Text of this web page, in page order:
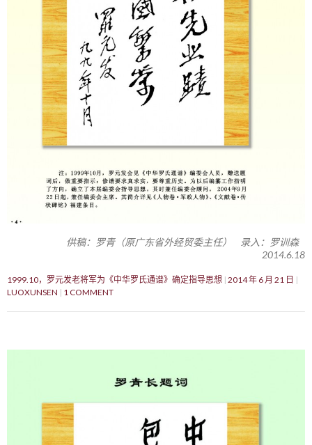
供稿：罗青（原广东省外经贸委主任） 录入：罗训森
2014.6.18
1999.10，罗元发老将军为《中华罗氏通谱》确定指导思想 2014 年 6 月 21 日
LUOXUNSEN
1 COMMENT